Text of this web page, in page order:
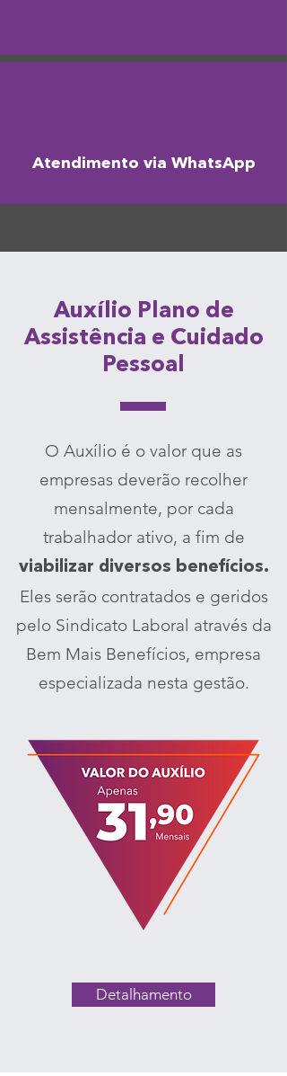
Atendimento via WhatsApp
Auxílio Plano de
Assistência e Cuidado
Pessoal
O Auxílio é o valor que as
empresas deverão recolher
mensalmente, por cada
trabalhador ativo, a fim de
viabilizar diversos benefícios.
Eles serão contratados e geridos
pelo Sindicato Laboral através da
Bem Mais Benefícios, empresa
especializada nesta gestão.
Detalhamento